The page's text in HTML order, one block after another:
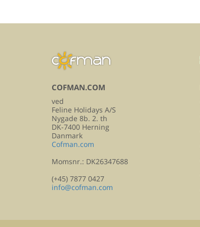
COFMAN.COM
ved
Feline Holidays A/S
Nygade 8b. 2. th
DK-7400 Herning
Danmark
Cofman.com
Momsnr.: DK26347688
(+45) 7877 0427
info@cofman.com